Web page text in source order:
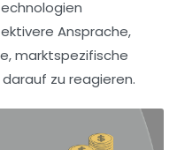
Ansprache,
marktspezifische
zu reagieren.